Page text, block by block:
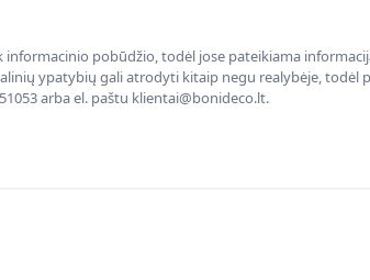
pobūdžio, todėl jose pateikiama
ypatybių gali atrodyti kitaip negu realybėje, todėl
arba el. paštu klientai@bonideco.lt.